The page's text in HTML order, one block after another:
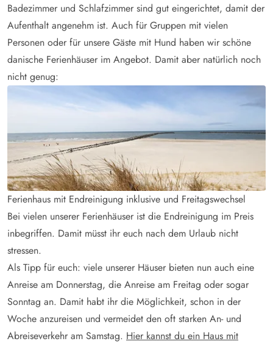
Badezimmer und Schlafzimmer sind gut eingerichtet, damit der
Aufenthalt angenehm ist. Auch für Gruppen mit vielen
Personen oder für unsere Gäste mit Hund haben wir schöne
danische Ferienhäuser im Angebot. Damit aber natürlich noch
nicht genug:
Ferienhaus mit Endreinigung inklusive und Freitagswechsel
Bei vielen unserer Ferienhäuser ist die Endreinigung im Preis
inbegriffen. Damit müsst ihr euch nach dem Urlaub nicht
stressen.
Als Tipp für euch: viele unserer Häuser bieten nun auch eine
Anreise am Donnerstag, die Anreise am Freitag oder sogar
Sonntag an. Damit habt ihr die Möglichkeit, schon in der
Woche anzureisen und vermeidet den oft starken An- und
Abreiseverkehr am Samstag. Hier kannst du ein Haus mit